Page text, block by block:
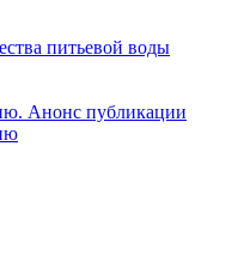
питьевой воды
Анонс публикации